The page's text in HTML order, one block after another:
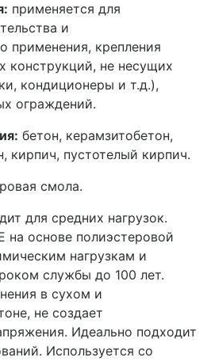
применяется для
и
применения, крепления
конструкций, не несущих
кондиционеры и т.д.),
ограждений.
бетон, керамзитобетон,
кирпич, пустотелый кирпич.
смола.
для средних нагрузок.
на основе полиэстеровой
нагрузкам и
службы до 100 лет.
в сухом и
не создает
Идеально подходит
Используется со